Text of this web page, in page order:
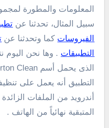
المعلومات والمطورة
سبيل المثال، تحدثنا عن
الفيروسات كما وتحدثنا عن
التطبيقات . وها نحن اليوم
التطبيق أنه يعمل على
أندرويد من الملفات
المتبقية نهائياً من الهاتف .